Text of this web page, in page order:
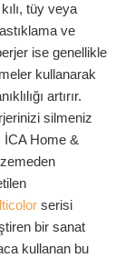
tüy veya
ve
ise genellikle
kullanarak
artırır.
silmeniz
İCA Home &
serisi
bir sanat
kullanan bu